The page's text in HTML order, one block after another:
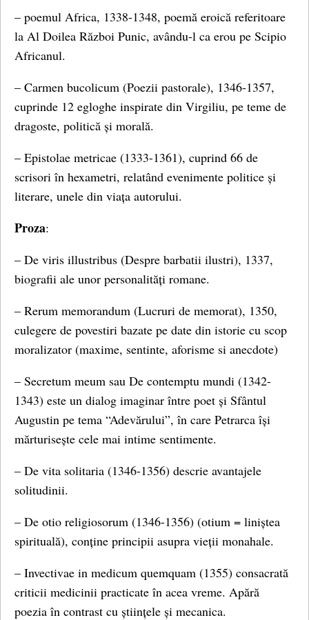
– poemul Africa, 1338-1348, poemă eroică referitoare
la Al Doilea Război Punic, avându-l ca erou pe Scipio
Africanul.
– Carmen bucolicum (Poezii pastorale), 1346-1357,
cuprinde 12 egloghe inspirate din Virgiliu, pe teme de
dragoste, politică și morală.
– Epistolae metricae (1333-1361), cuprind 66 de
scrisori în hexametri, relatând evenimente politice și
literare, unele din viața autorului.
Proza:
– De viris illustribus (Despre barbatii ilustri), 1337,
biografii ale unor personalități romane.
– Rerum memorandum (Lucruri de memorat), 1350,
culegere de povestiri bazate pe date din istorie cu scop
moralizator (maxime, sentinte, aforisme si anecdote)
– Secretum meum sau De contemptu mundi (1342-
1343) este un dialog imaginar între poet și Sfântul
Augustin pe tema “Adevărului”, în care Petrarca își
mărturisește cele mai intime sentimente.
– De vita solitaria (1346-1356) descrie avantajele
solitudinii.
– De otio religiosorum (1346-1356) (otium = liniștea
spirituală), conține principii asupra vieții monahale.
– Invectivae in medicum quemquam (1355) consacrată
criticii medicinii practicate în acea vreme. Apără
poezia în contrast cu științele și mecanica.